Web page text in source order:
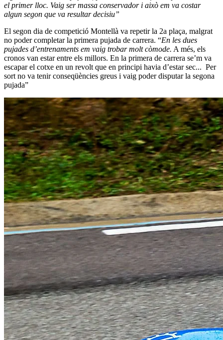
el primer lloc. Vaig ser massa conservador i això em va costar
algun segon que va resultar decisiu”
El segon dia de competició Montellà va repetir la 2a plaça, malgrat
no poder completar la primera pujada de carrera. “En les dues
pujades d’entrenaments em vaig trobar molt còmode. A més, els
cronos van estar entre els millors. En la primera de carrera se’m va
escapar el cotxe en un revolt que en principi havia d’estar sec... Per
sort no va tenir conseqüències greus i vaig poder disputar la segona
pujada”